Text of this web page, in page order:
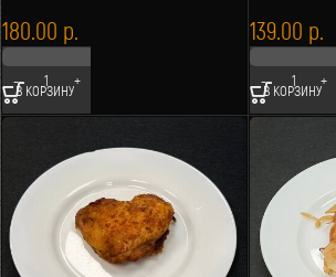
180.00 р.
В КОРЗИНУ
139.00 р.
В КОРЗИНУ